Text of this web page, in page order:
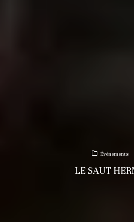
Événements
LE SAUT